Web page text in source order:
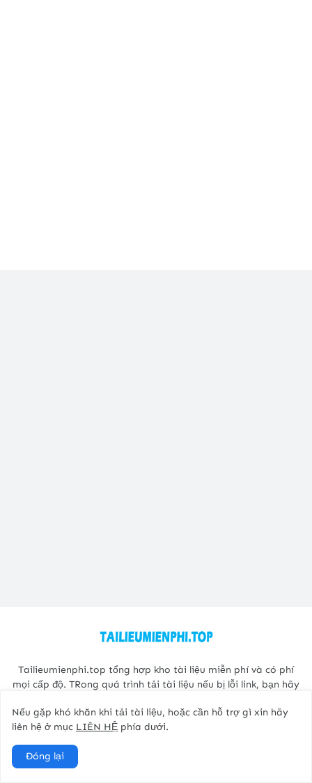
Tailieumienphi.top tổng hợp kho tài liệu miễn phí và có phí
mọi cấp độ. TRong quá trình tải tài liệu nếu bị lỗi link, bạn hãy
Nếu gặp khó khăn khi tải tài liệu, hoặc cần hỗ trợ gì xin hãy
liên hệ ở mục LIÊN HỆ phía dưới.
Đóng lại